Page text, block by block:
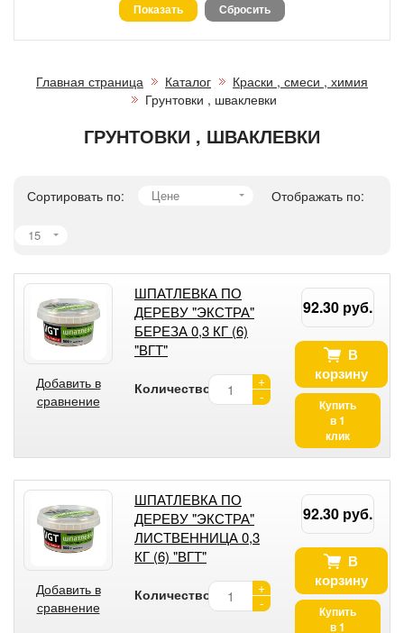
Главная страница Каталог
Краски , смеси , химия
Грунтовки , шваклевки
ГРУНТОВКИ , ШВАКЛЕВКИ
Сортировать по: Цене Отображать по:
15
Добавить в
сравнение
ШПАТЛЕВКА ПО
ДЕРЕВУ "ЭКСТРА"
БЕРЕЗА 0,3 КГ (6)
"ВГТ"
Количество:
+
-
92.30 руб.
В
корзину
Купить
в 1
клик
Добавить в
сравнение
ШПАТЛЕВКА ПО
ДЕРЕВУ "ЭКСТРА"
ЛИСТВЕННИЦА 0,3
КГ (6) "ВГТ"
Количество:
+
-
92.30 руб.
В
корзину
Купить
в 1